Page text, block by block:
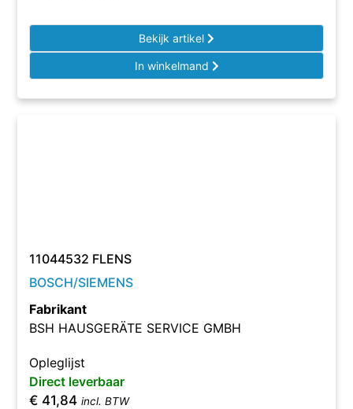
Bekijk artikel
In winkelmand
11044532 FLENS
BOSCH/SIEMENS
Fabrikant
BSH HAUSGERÄTE SERVICE GMBH
Opleglijst
Direct leverbaar
€ 41,84 incl. BTW